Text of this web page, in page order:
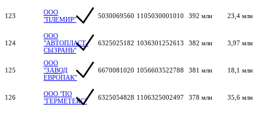
123
ООО
"ПЛЕМИР"
5030069560 1105030001010 392 млн 23,4 млн
124
ООО
"АВТОПЛАСТ-
СЫЗРАНЬ"
6325025182 1036301252613 382 млн 3,97 млн
125
ООО
"ЗАВОД
ЕВРОПАК"
6670081020 1056603522788 381 млн 18,1 млн
126
ООО "ПО
"ГЕРМЕТЕКС"
6325054828 1106325002497 378 млн 35,6 млн